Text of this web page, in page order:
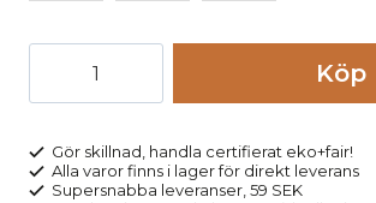
randig
vinröd/vit
Köp
Gör skillnad, handla certifierat eko+fair!
Alla varor finns i lager för direkt leverans
Supersnabba leveranser, 59 SEK